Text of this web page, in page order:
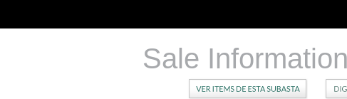
Sale Information